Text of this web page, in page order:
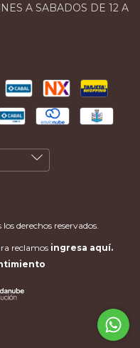
A SABADOS DE 12 A
derechos reservados.
reclamos ingresa aquí.